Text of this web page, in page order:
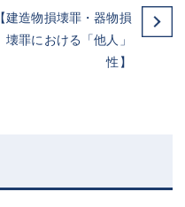
【建造物損壊罪・器物損
壊罪における「他人」
性】